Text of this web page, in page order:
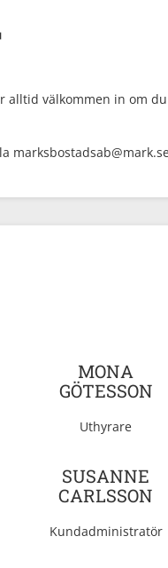
alltid välkommen in om
MONA
GÖTESSON
Uthyrare
SUSANNE
CARLSSON
Kundadministratör